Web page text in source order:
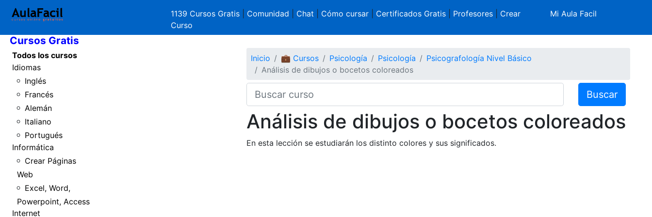
1139 Cursos Gratis Comunidad Chat Cómo cursar| Certificados Gratis| Profesores| Crear
Curso
Mi Aula Facil
Inicio
Cursos Gratis
Todos los cursos
Idiomas
Inglés
Francés
Alemán
Italiano
Portugués
Informática
Crear Páginas
Web
Excel, Word,
Powerpoint, Access
Internet
Inicio 💼 Cursos Psicología Psicología
Psicografología Nivel Básico
Análisis de dibujos o bocetos coloreados
Buscar
Análisis de dibujos o bocetos coloreados
En esta lección se estudiarán los distinto colores y sus significados.